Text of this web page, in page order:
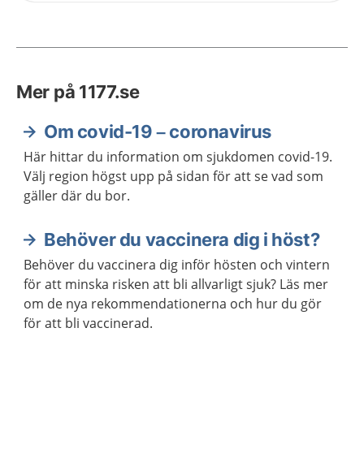
Mer på 1177.se
Om covid-19 – coronavirus
Här hittar du information om sjukdomen covid-19.
Välj region högst upp på sidan för att se vad som
gäller där du bor.
Behöver du vaccinera dig i höst?
Behöver du vaccinera dig inför hösten och vintern
för att minska risken att bli allvarligt sjuk? Läs mer
om de nya rekommendationerna och hur du gör
för att bli vaccinerad.